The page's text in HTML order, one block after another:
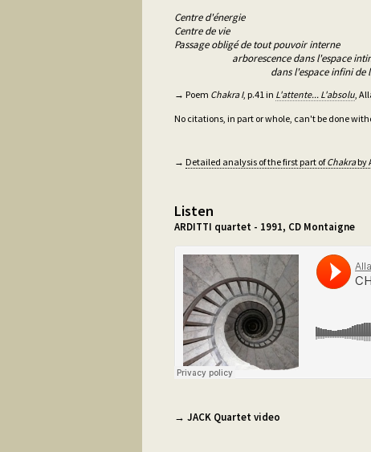
Centre d'énergie
Centre de vie
Passage obligé de tout pouvoir interne
arborescence dans l'espace
dans l'espace infini de
→ Poem Chakra I, p.41 in L'attente... L'absolu ,
No citations, in part or whole, can't be done
→ Detailed analysis of the first part ofChakraby
Listen
ARDITTI quartet - 1991, CD Montaigne
→ JACK Quartet video